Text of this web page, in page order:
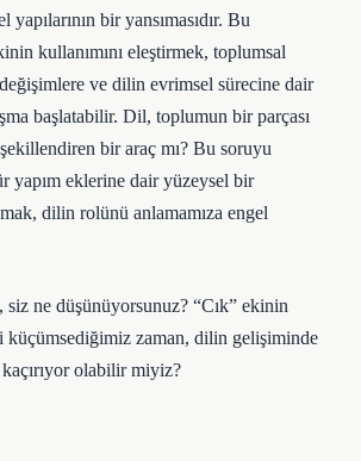
bir yansımasıdır. Bu
kullanımını eleştirmek, toplumsal
ve dilin evrimsel sürecine dair
başlatabilir. Dil, toplumun bir parçası
bir araç mı? Bu soruyu
yapım eklerine dair yüzeysel bir
dilin rolünü anlamamıza engel
siz ne düşünüyorsunuz? “Cık” ekinin
küçümsediğimiz zaman, dilin gelişiminde
olabilir miyiz?